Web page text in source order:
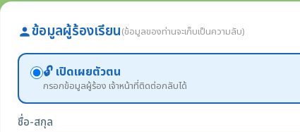
personข้อมูลผู้ร้องเรียน(ข้อมูลของท่านจะเก็บเป็นความลับ)
🔓 เปิดเผยตัวตน
กรอกข้อมูลผู้ร้อง เจ้าหน้าที่ติดต่อกลับได้
ชื่อ-สกุล